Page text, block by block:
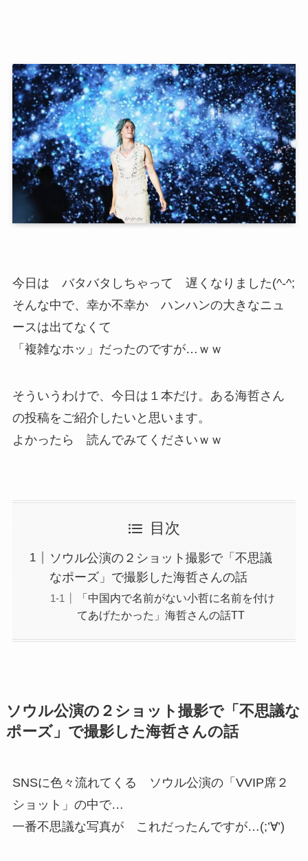
今日は バタバタしちゃって 遅くなりました(^-^;
そんな中で、幸か不幸か ハンハンの大きなニュ
ースは出てなくて
「複雑なホッ」だったのですが…ｗｗ
そういうわけで、今日は１本だけ。ある海哲さん
の投稿をご紹介したいと思います。
よかったら 読んでみてくださいｗｗ
目次
ソウル公演の２ショット撮影で「不思議
なポーズ」で撮影した海哲さんの話
「中国内で名前がない小哲に名前を付け
てあげたかった」海哲さんの話TT
ソウル公演の２ショット撮影で「不思議な
ポーズ」で撮影した海哲さんの話
SNSに色々流れてくる ソウル公演の「VVIP席２
ショット」の中で…
一番不思議な写真が これだったんですが…(;’∀’)